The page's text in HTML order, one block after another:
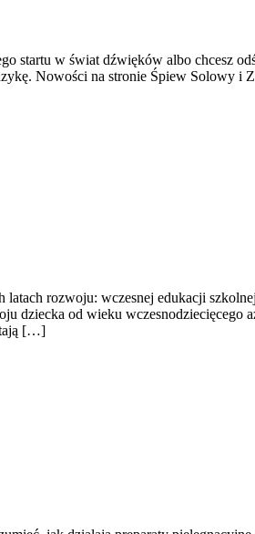
startu w świat dźwięków albo chcesz
Nowości na stronie Śpiew Solowy i
rozwoju: wczesnej edukacji
dziecka od wieku wczesnodziecięcego
[…]